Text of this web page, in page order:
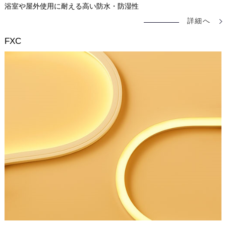
浴室や屋外使用に耐える高い防水・防湿性
詳細へ
FXC